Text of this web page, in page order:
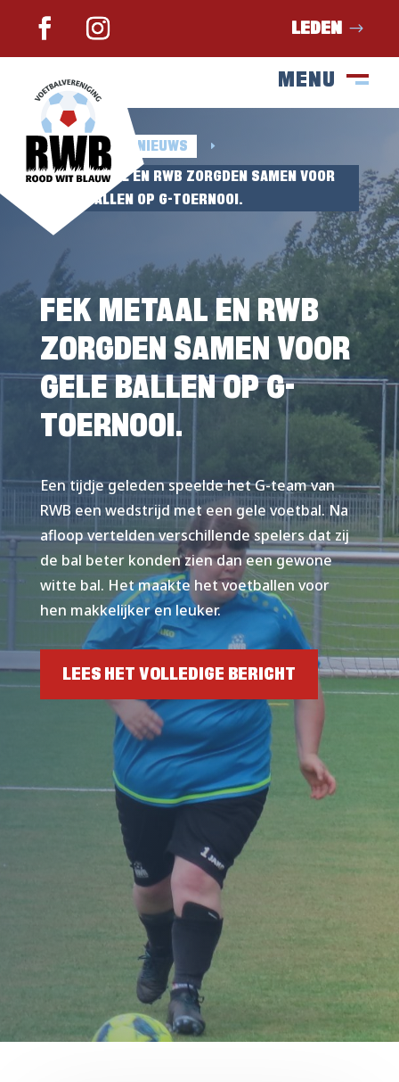
LEDEN
MENU
SLUIT
HOME E NIEUWS E
FEK METAAL EN RWB ZORGDEN SAMEN VOOR
GELE BALLEN OP G-TOERNOOI.
FEK METAAL EN RWB
ZORGDEN SAMEN VOOR
GELE BALLEN OP G-
TOERNOOI.
Een tijdje geleden speelde het G-team van
RWB een wedstrijd met een gele voetbal. Na
afloop vertelden verschillende spelers dat zij
de bal beter konden zien dan een gewone
witte bal. Het maakte het voetballen voor
hen makkelijker en leuker.
LEES HET VOLLEDIGE BERICHT